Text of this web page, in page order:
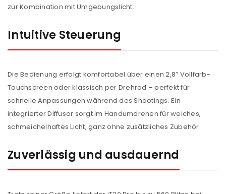
zur Kombination mit Umgebungslicht.
Intuitive Steuerung
Die Bedienung erfolgt komfortabel über einen 2,8″ Vollfarb-
Touchscreen oder klassisch per Drehrad – perfekt für
schnelle Anpassungen während des Shootings. Ein
integrierter Diffusor sorgt im Handumdrehen für weiches,
schmeichelhaftes Licht, ganz ohne zusätzliches Zubehör.
Zuverlässig und ausdauernd